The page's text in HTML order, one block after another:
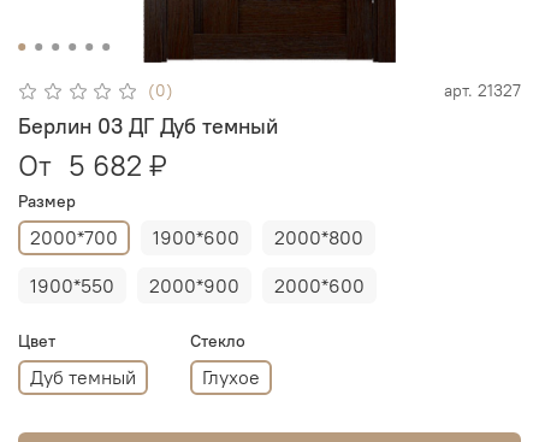
(0) арт. 21327
Берлин 03 ДГ Дуб темный
От 5 682 ₽
Размер
2000*700 1900*600
2000*800
1900*550
2000*900 2000*600
Цвет
Дуб темный
Стекло
Глухое